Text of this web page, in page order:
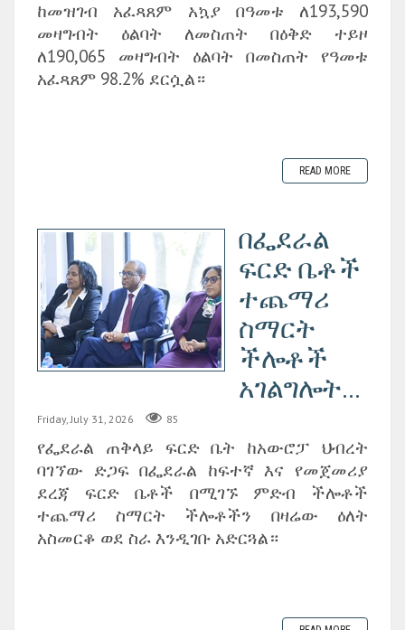
ከመዝገብ አፈጻጸም አኳያ በዓመቱ ለ193,590
መዛግብት ዕልባት ለመስጠት በዕቅድ ተይዞ
ለ190,065 መዛግብት ዕልባት በመስጠት የዓመቱ
አፈጻጸም 98.2% ደርሷል።
READ MORE
በፌደራል
ፍርድ ቤቶች
ተጨማሪ
ስማርት
ችሎቶች
አገልግሎት...
Friday, July 31, 2026 85
የፌደራል ጠቅላይ ፍርድ ቤት ከአውሮፓ ህብረት
ባገኘው ድጋፍ በፌደራል ከፍተኛ እና የመጀመሪያ
ደረጃ ፍርድ ቤቶች በሚገኙ ምድብ ችሎቶች
ተጨማሪ ስማርት ችሎቶችን በዛሬው ዕለት
አስመርቆ ወደ ስራ እንዲገቡ አድርጓል።